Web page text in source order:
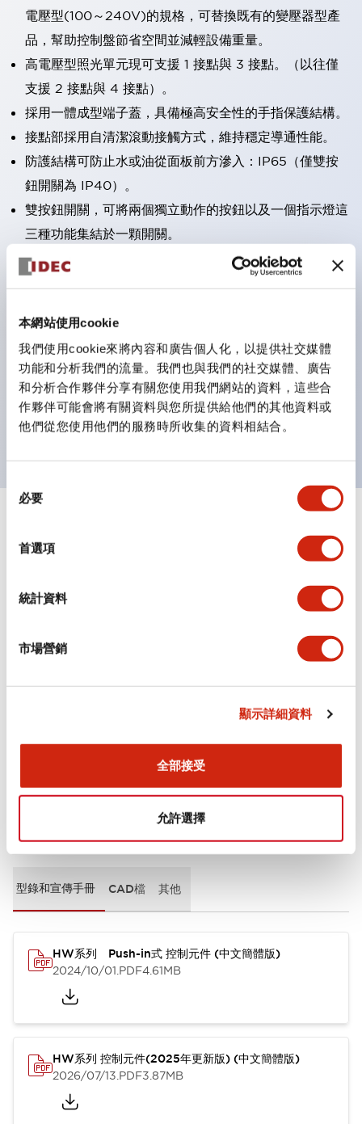
本網站使用cookie
我們使用cookie來將內容和廣告個人化，以提供社交媒體
功能和分析我們的流量。我們也與我們的社交媒體、廣告
和分析合作夥伴分享有關您使用我們網站的資料，這些合
作夥伴可能會將有關資料與您所提供給他們的其他資料或
他們從您使用他們的服務時所收集的資料相結合。
必要
首選項
統計資料
市場營銷
顯示詳細資料
全部接受
允許選擇
電壓型(100～240V)的規格，可替換既有的變壓器型產
品，幫助控制盤節省空間並減輕設備重量。
高電壓型照光單元現可支援 1 接點與 3 接點。（以往僅
支援 2 接點與 4 接點）。
採用一體成型端子蓋，具備極高安全性的手指保護結構。
接點部採用自清潔滾動接觸方式，維持穩定導通性能。
防護結構可防止水或油從面板前方滲入：IP65（僅雙按
鈕開關為 IP40）。
雙按鈕開關，可將兩個獨立動作的按鈕以及一個指示燈這
三種功能集結於一顆開關。
完整支援全球各地需求的多種電壓規格。
顏色。
支援色彩通用設計（CUD）：可清楚辨識正方平頭形指
示燈的亮燈/熄燈狀態，以及點燈時的顏色識別。
符合 ISO 3864-4 安全色規範：在危險或緊急狀況下，
顏色表現更明確鮮明，便於更多人識別。
電氣規範（額定照明部分）
環境規範
型錄和宣傳手冊 CAD檔 其他
HW系列 Push-in式 控制元件 (中文簡體版)
2024/10/01.PDF4.61MB
HW系列 控制元件(2025年更新版) (中文簡體版)
2026/07/13.PDF3.87MB